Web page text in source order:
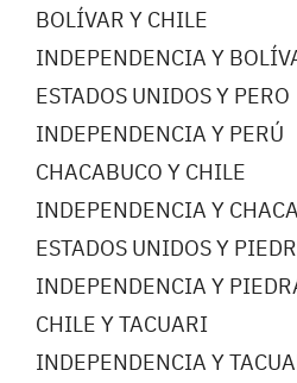
BOLÍVAR Y CHILE
INDEPENDENCIA Y
ESTADOS UNIDOS Y PERO
INDEPENDENCIA Y PERÚ
CHACABUCO Y CHILE
INDEPENDENCIA Y
ESTADOS UNIDOS Y
INDEPENDENCIA Y
CHILE Y TACUARI
INDEPENDENCIA Y